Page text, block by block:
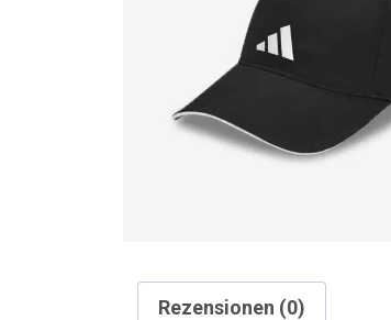
Rezensionen (0)